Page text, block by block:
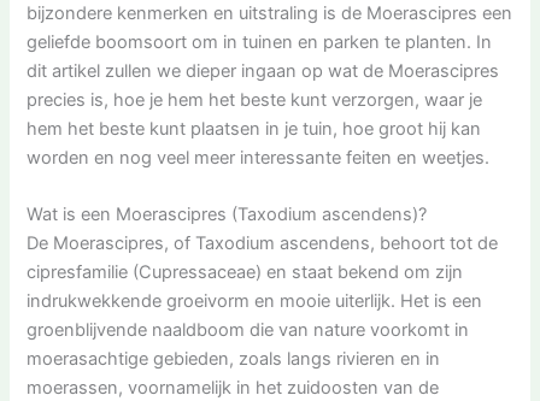
bijzondere kenmerken en uitstraling is de Moerascipres een
geliefde boomsoort om in tuinen en parken te planten. In
dit artikel zullen we dieper ingaan op wat de Moerascipres
precies is, hoe je hem het beste kunt verzorgen, waar je
hem het beste kunt plaatsen in je tuin, hoe groot hij kan
worden en nog veel meer interessante feiten en weetjes.
Wat is een Moerascipres (Taxodium ascendens)?
De Moerascipres, of Taxodium ascendens, behoort tot de
cipresfamilie (Cupressaceae) en staat bekend om zijn
indrukwekkende groeivorm en mooie uiterlijk. Het is een
groenblijvende naaldboom die van nature voorkomt in
moerasachtige gebieden, zoals langs rivieren en in
moerassen, voornamelijk in het zuidoosten van de